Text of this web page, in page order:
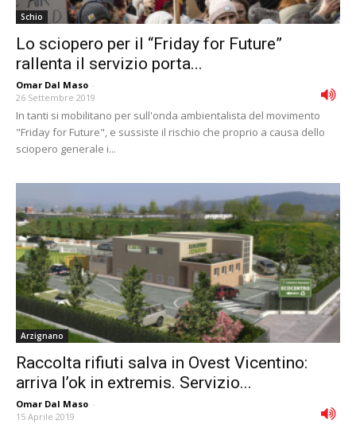
Schio
Lo sciopero per il “Friday for Future”
rallenta il servizio porta...
Omar Dal Maso -
26 Settembre 2019
In tanti si mobilitano per sull'onda ambientalista del movimento
"Friday for Future", e sussiste il rischio che proprio a causa dello
sciopero generale i...
Arzignano
Raccolta rifiuti salva in Ovest Vicentino:
arriva l’ok in extremis. Servizio...
Omar Dal Maso -
15 Aprile 2019